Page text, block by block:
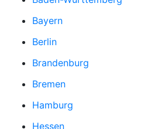
Bayern
Berlin
Brandenburg
Bremen
Hamburg
Hessen